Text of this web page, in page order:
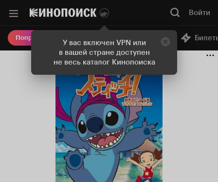
У вас включен VPN или
в вашей стране доступен
не весь каталог Кинопоиска
Войти
Попробовать Плюс Онлайн-кинотеатр